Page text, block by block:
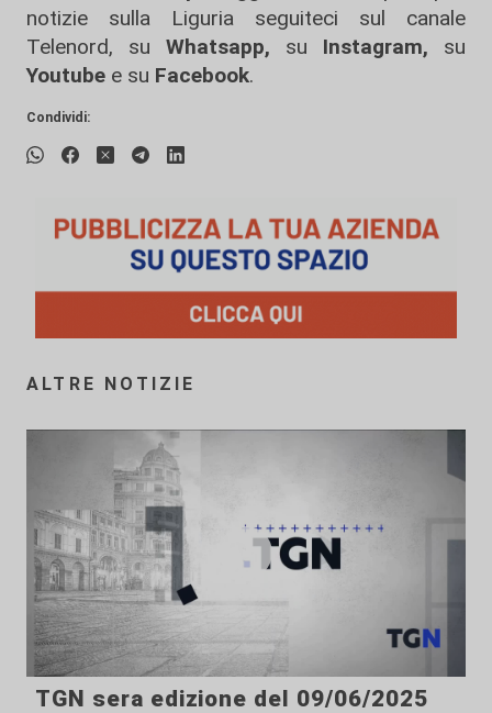
notizie sulla Liguria seguiteci sul canale
Telenord, su
Whatsapp, su Instagram, su
Youtube e su Facebook.
Condividi:
ALTRE NOTIZIE
TGN sera edizione del 09/06/2025